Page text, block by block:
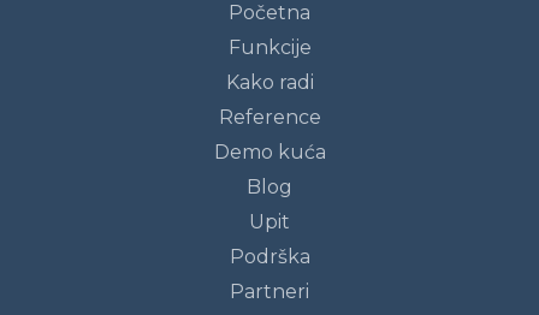
Početna
Funkcije
Kako radi
Reference
Demo kuća
Blog
Upit
Podrška
Partneri